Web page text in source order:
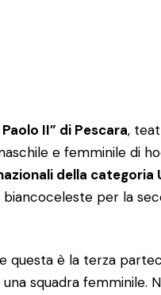
II” di Pescara,
e femminile di
della categoria
per la
questa è la terza
squadra femminile.